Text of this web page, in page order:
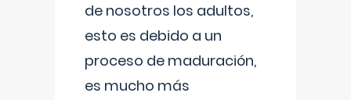
de nosotros los adultos,
esto es debido a un
proceso de maduración,
es mucho más